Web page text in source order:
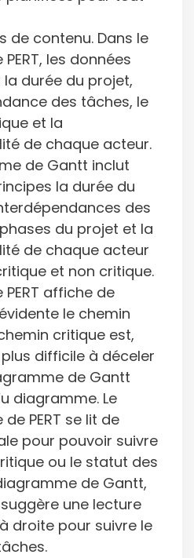
de contenu. Dans le
les données
durée du projet,
des tâches, le
et la
de chaque acteur.
de Gantt inclut
la durée du
des
du projet et la
de chaque acteur
et non critique.
affiche de
le chemin
critique est,
difficile à déceler
de Gantt
diagramme. Le
PERT se lit de
pour pouvoir suivre
ou le statut des
de Gantt,
une lecture
droite pour suivre le